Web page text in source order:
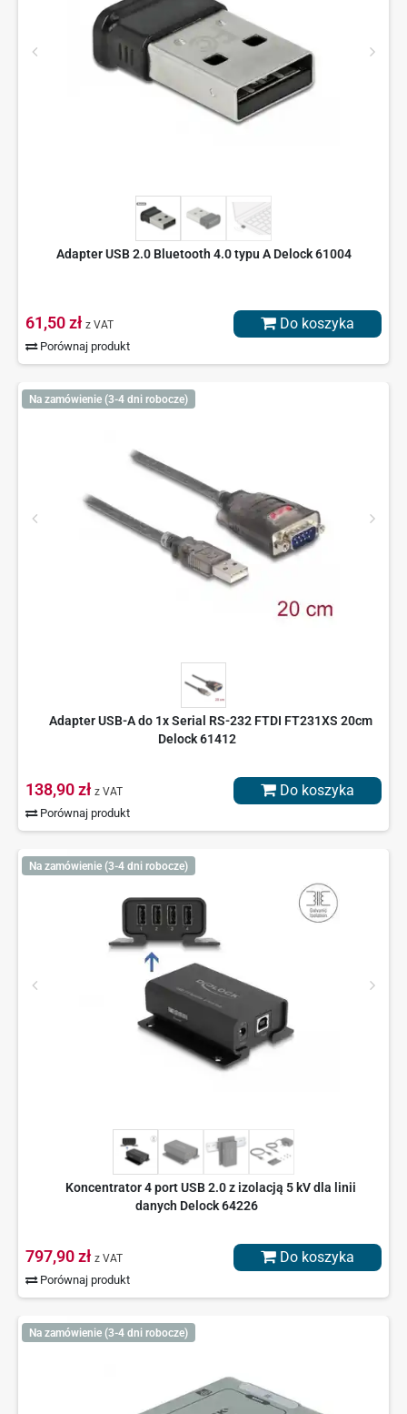
Adapter USB 2.0 Bluetooth 4.0 typu A Delock 61004
61,50 zł z VAT
Porównaj produkt
Do koszyka
Na zamówienie (3-4 dni robocze)
Adapter USB-A do 1x Serial RS-232 FTDI FT231XS 20cm
Delock 61412
138,90 zł z VAT
Porównaj produkt
Do koszyka
Na zamówienie (3-4 dni robocze)
Koncentrator 4 port USB 2.0 z izolacją 5 kV dla linii
danych Delock 64226
797,90 zł z VAT
Porównaj produkt
Do koszyka
Na zamówienie (3-4 dni robocze)